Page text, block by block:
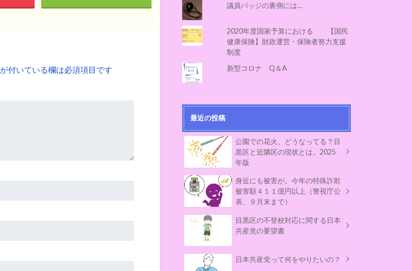
が付いている欄は必須項目です
議員バッジの裏側には…
2020年度国家予算における 【国民
健康保険】財政運営・保険者努力支援
制度
新型コロナ Q＆A
最近の投稿
公園での花火、どうなってる？目
黒区と近隣区の現状とは。2025
年版
身近にも被害が。今年の特殊詐欺
被害額４１１億円以上（警視庁公
表、９月末まで）
目黒区の不登校対応に関する日本
共産党の要望書
日本共産党って何をやりたいの？